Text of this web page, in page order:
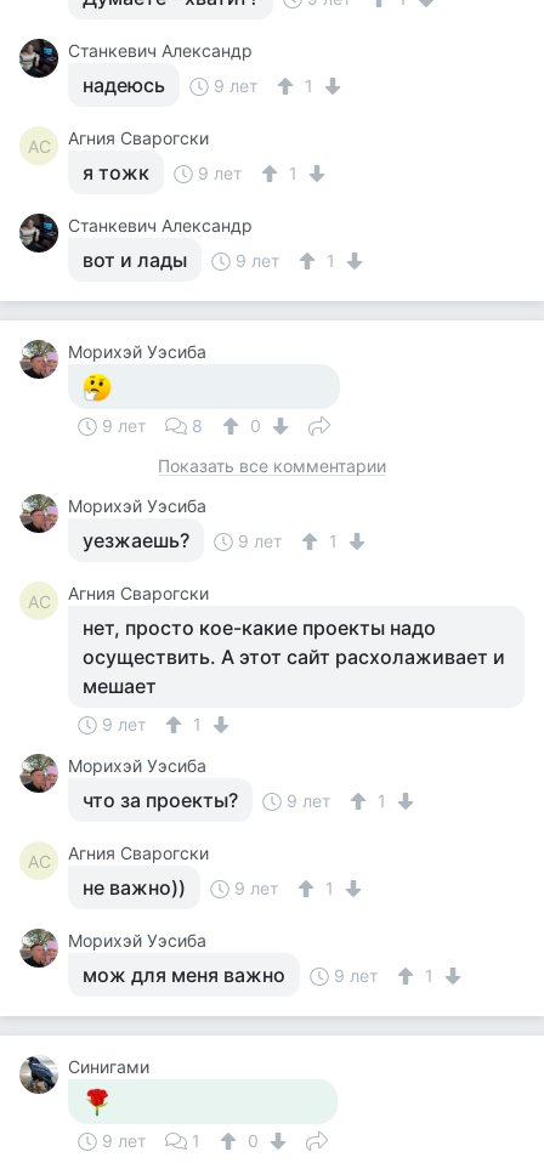
Станкевич Александр
надеюсь 9 лет 1
АС Агния Сварогски
я тожк 9 лет 1
Станкевич Александр
вот и лады 9 лет 1
Морихэй Уэсиба
9 лет 8
0
Показать все комментарии
Морихэй Уэсиба
уезжаешь? 9 лет 1
АС Агния Сварогски
нет, просто кое-какие проекты надо
осуществить. А этот сайт расхолаживает и
мешает
9 лет
1
Морихэй Уэсиба
что за проекты? 9 лет 1
АС Агния Сварогски
не важно)) 9 лет 1
Морихэй Уэсиба
мож для меня важно 9 лет 1
Синигами
9 лет 1 0